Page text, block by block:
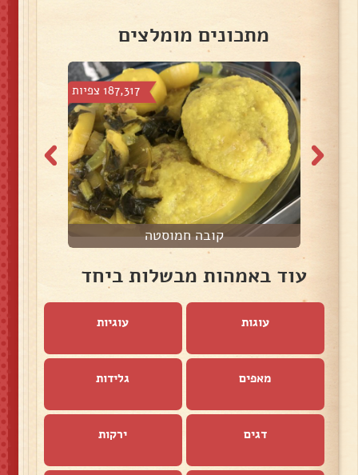
מתכונים מומלצים
187,317 צפיות
קובה חמוסטה
עוד באמהות מבשלות ביחד
עוגות עוגיות
מאפים גלידות
דגים ירקות